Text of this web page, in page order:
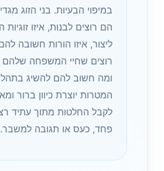
במיפוי הבעיות. בני הזוג
הם רוצים לבנות, איזו זוגיות
ליצור, איזו הורות חשובה
רוצים שחיי המשפחה שלהם
ומה חשוב להם להשיג
המטרות יוצרת כיוון ברור
לקבל החלטות מתוך עתיד
פחד, כעס או תגובה למשבר.